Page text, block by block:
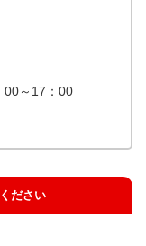
00～17：00
ださい